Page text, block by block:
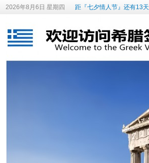
2026年8月6日 星期四 距『七夕情人节』还有13天